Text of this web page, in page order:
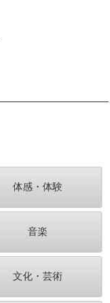
体感・体験
音楽
文化・芸術